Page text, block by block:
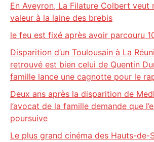
En Aveyron, La Filature Colbert veut
valeur à la laine des brebis
le feu est fixé après avoir parcouru
Disparition d’un Toulousain à La
retrouvé est bien celui de Quentin
famille lance une cagnotte pour le
Deux ans après la disparition de
l’avocat de la famille demande que
poursuive
Le plus grand cinéma des Hauts-de-